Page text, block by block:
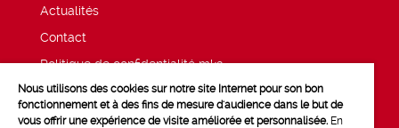
Actualités
Contact
Politique de confidentialité mk2
Mentions légales
Nous utilisons des cookies sur notre site Internet pour son bon
fonctionnement et à des fins de mesure d'audience dans le but de
vous offrir une expérience de visite améliorée et personnalisée. En